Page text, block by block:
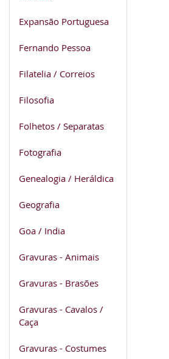
Expansão Portuguesa
Fernando Pessoa
Filatelia / Correios
Filosofia
Folhetos / Separatas
Fotografia
Genealogia / Heráldica
Geografia
Goa / India
Gravuras - Animais
Gravuras - Brasões
Gravuras - Cavalos /
Caça
Gravuras - Costumes